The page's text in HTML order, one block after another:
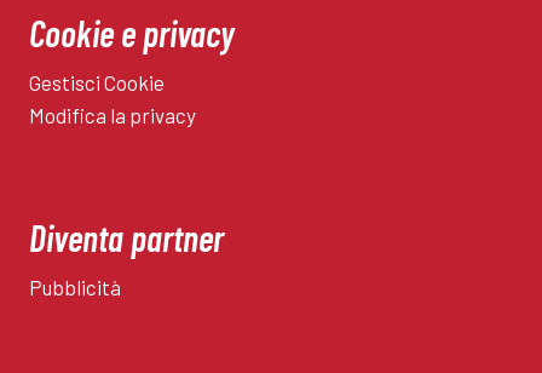
Cookie e privacy
Gestisci Cookie
Modifica la privacy
Diventa partner
Pubblicità